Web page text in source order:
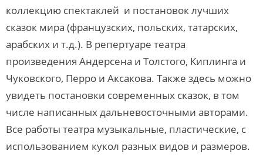
коллекцию спектаклей и постановок лучших
сказок мира (французских, польских, татарских,
арабских и т.д.). В репертуаре театра
произведения Андерсена и Толстого, Киплинга и
Чуковского, Перро и Аксакова. Также здесь можно
увидеть постановки современных сказок, в том
числе написанных дальневосточными авторами.
Все работы театра музыкальные, пластические, с
использованием кукол разных видов и размеров.